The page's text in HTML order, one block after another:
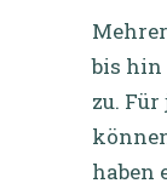
bis hin
zu.
haben